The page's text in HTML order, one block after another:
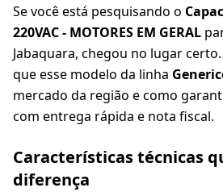
Se você está pesquisando o
220VAC - MOTORES EM GERAL
Jabaquara, chegou no lugar
que esse modelo da linha
mercado da região e como
com entrega rápida e nota fiscal.
Características técnicas
diferença